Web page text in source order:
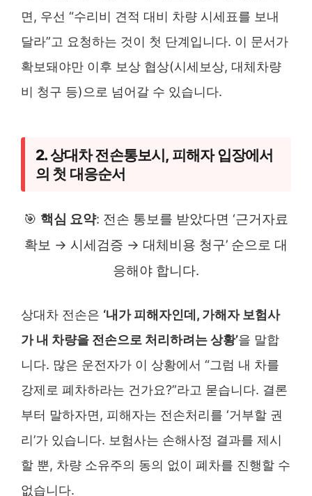
면, 우선 “수리비 견적 대비 차량 시세표를 보내
달라”고 요청하는 것이 첫 단계입니다. 이 문서가
확보돼야만 이후 보상 협상(시세보상, 대체차량
비 청구 등)으로 넘어갈 수 있습니다.
2. 상대차 전손통보시, 피해자 입장에서
의 첫 대응순서
🎯 핵심 요약: 전손 통보를 받았다면 ‘근거자료
확보 → 시세검증 → 대체비용 청구’ 순으로 대
응해야 합니다.
상대차 전손은 ‘내가 피해자인데, 가해자 보험사
가 내 차량을 전손으로 처리하려는 상황’을 말합
니다. 많은 운전자가 이 상황에서 “그럼 내 차를
강제로 폐차하라는 건가요?”라고 묻습니다. 결론
부터 말하자면, 피해자는 전손처리를 ‘거부할 권
리’가 있습니다. 보험사는 손해사정 결과를 제시
할 뿐, 차량 소유주의 동의 없이 폐차를 진행할 수
없습니다.